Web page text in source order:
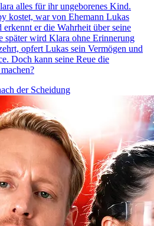
alles für ihr ungeborenes Kind.
kostet, war von Ehemann Lukas
er die Wahrheit über seine
später wird Klara ohne Erinnerung
opfert Lukas sein Vermögen und
Doch kann seine Reue die
der Scheidung